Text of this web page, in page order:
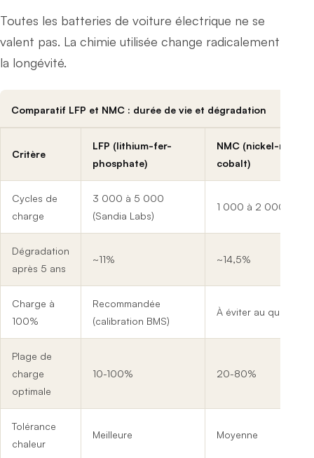
Toutes les batteries de voiture électrique ne se
valent pas. La chimie utilisée change radicalement
la longévité.
Comparatif LFP et NMC : durée de vie et dégradation
Critère
LFP (lithium-fer-
phosphate)
NMC (nickel-
cobalt)
Cycles de
charge
3 000 à 5 000
(Sandia Labs)
1 000 à 2 000
Dégradation
après 5 ans
~11% ~14,5%
Charge à
100%
Recommandée
(calibration BMS)
À éviter au quotidien
Plage de
charge
optimale
10-100% 20-80%
Tolérance
chaleur
Meilleure Moyenne